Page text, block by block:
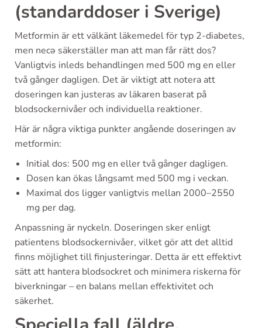
(standarddoser i Sverige)
Metformin är ett välkänt läkemedel för typ 2-diabetes,
men necə säkerställer man att man får rätt dos?
Vanligtvis inleds behandlingen med 500 mg en eller
två gånger dagligen. Det är viktigt att notera att
doseringen kan justeras av läkaren baserat på
blodsockernivåer och individuella reaktioner.
Här är några viktiga punkter angående doseringen av
metformin:
Initial dos: 500 mg en eller två gånger dagligen.
Dosen kan ökas långsamt med 500 mg i veckan.
Maximal dos ligger vanligtvis mellan 2000–2550
mg per dag.
Anpassning är nyckeln. Doseringen sker enligt
patientens blodsockernivåer, vilket gör att det alltid
finns möjlighet till finjusteringar. Detta är ett effektivt
sätt att hantera blodsockret och minimera riskerna för
biverkningar – en balans mellan effektivitet och
säkerhet.